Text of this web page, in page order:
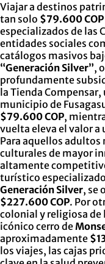
Viajar a destinos
tan solo $79.600 COP
especializados de las
entidades sociales
catálogos masivos
“Generación Silver”,
profundamente
la Tienda
municipio de
$79.600 COP,
vuelta eleva el valor a
Para aquellos adultos
culturales de mayor
altamente
turístico
Generación Silver, se
$227.600 COP. Por
colonial y religiosa de
icónico cerro de
aproximadamente
los viajes, las cajas